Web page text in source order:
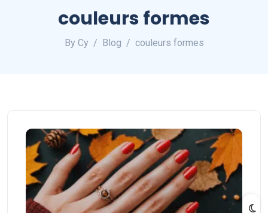
couleurs formes
By Cy Blog couleurs formes